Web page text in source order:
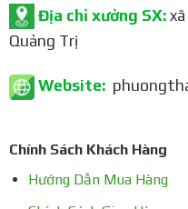
Địa chỉ xưởng SX:xã
Quảng Trị
Website:
Chính Sách Khách Hàng
Hướng Dẫn Mua Hàng